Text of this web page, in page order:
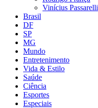
Vinícius Passarelli
Brasil
DF
SP
MG
Mundo
Entretenimento
Vida & Estilo
Saúde
Ciência
Esportes
Especiais